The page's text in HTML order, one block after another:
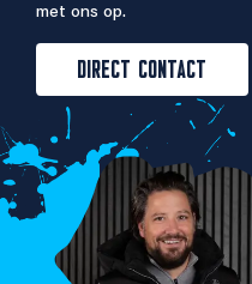
met ons op.
DIRECT CONTACT